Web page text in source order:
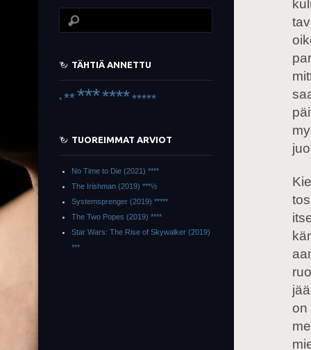
on
TÄHTIÄ ANNETTU
* **************
TUOREIMMAT ARVIOT
No Time to Die (2021) ****
The Irishman (2019) ***½
Systemsprenger (2019) *****
The Two Popes (2019) ****
Star Wars: The Rise of Skywalker (2019)
***